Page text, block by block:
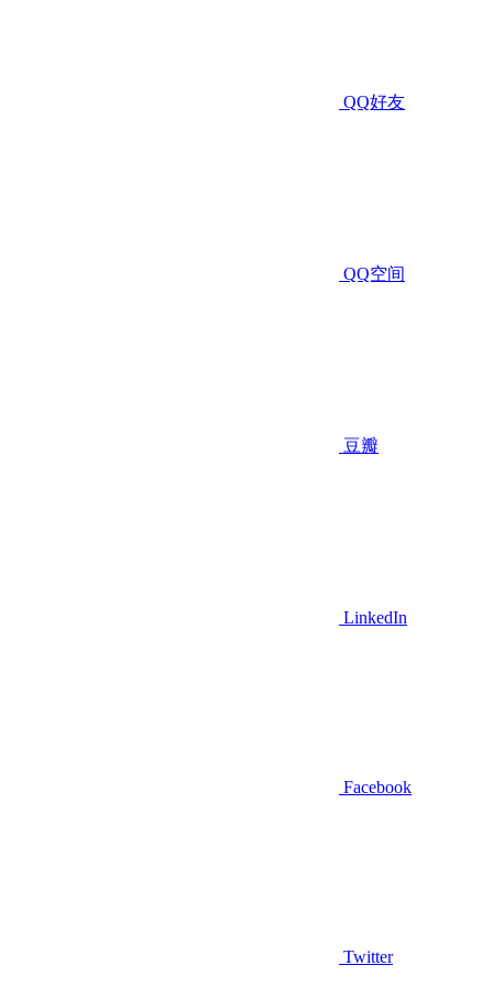
QQ好友
QQ空间
豆瓣
LinkedIn
Facebook
Twitter